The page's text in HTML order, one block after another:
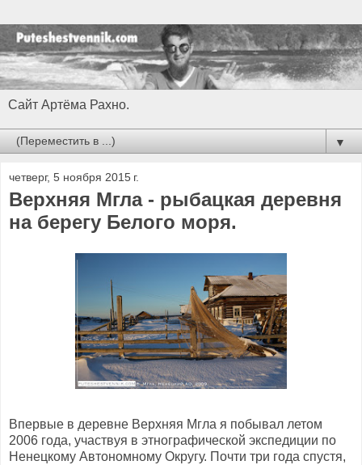
Сайт Артёма Рахно.
▼
четверг, 5 ноября 2015 г.
Верхняя Мгла - рыбацкая деревня
на берегу Белого моря.
Впервые в деревне Верхняя Мгла я побывал летом
2006 года, участвуя в этнографической экспедиции по
Ненецкому Автономному Округу. Почти три года спустя,